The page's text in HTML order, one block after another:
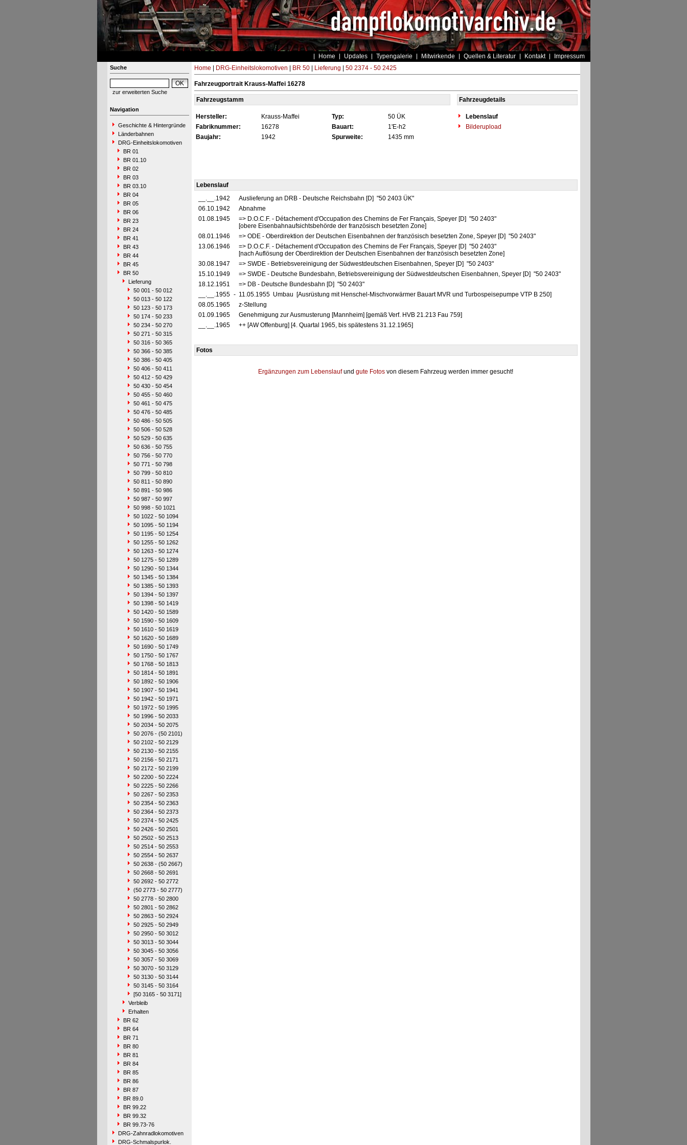
Home Updates Typengalerie Mitwirkende Quellen & Literatur Kontakt Impressum
Suche
zur erweiterten Suche
Navigation
Geschichte & Hintergründe
Länderbahnen
DRG-Einheitslokomotiven
BR 01
BR 01.10
BR 02
BR 03
BR 03.10
BR 04
BR 05
BR 06
BR 23
BR 24
BR 41
BR 43
BR 44
BR 45
BR 50
Lieferung
50 001 - 50 012
50 013 - 50 122
50 123 - 50 173
50 174 - 50 233
50 234 - 50 270
50 271 - 50 315
50 316 - 50 365
50 366 - 50 385
50 386 - 50 405
50 406 - 50 411
50 412 - 50 429
50 430 - 50 454
50 455 - 50 460
50 461 - 50 475
50 476 - 50 485
50 486 - 50 505
50 506 - 50 528
50 529 - 50 635
50 636 - 50 755
50 756 - 50 770
50 771 - 50 798
50 799 - 50 810
50 811 - 50 890
50 891 - 50 986
50 987 - 50 997
50 998 - 50 1021
50 1022 - 50 1094
50 1095 - 50 1194
50 1195 - 50 1254
50 1255 - 50 1262
50 1263 - 50 1274
50 1275 - 50 1289
50 1290 - 50 1344
50 1345 - 50 1384
50 1385 - 50 1393
50 1394 - 50 1397
50 1398 - 50 1419
50 1420 - 50 1589
50 1590 - 50 1609
50 1610 - 50 1619
50 1620 - 50 1689
50 1690 - 50 1749
50 1750 - 50 1767
50 1768 - 50 1813
50 1814 - 50 1891
50 1892 - 50 1906
50 1907 - 50 1941
50 1942 - 50 1971
50 1972 - 50 1995
50 1996 - 50 2033
50 2034 - 50 2075
50 2076 - (50 2101)
50 2102 - 50 2129
50 2130 - 50 2155
50 2156 - 50 2171
50 2172 - 50 2199
50 2200 - 50 2224
50 2225 - 50 2266
50 2267 - 50 2353
50 2354 - 50 2363
50 2364 - 50 2373
50 2374 - 50 2425
50 2426 - 50 2501
50 2502 - 50 2513
50 2514 - 50 2553
50 2554 - 50 2637
50 2638 - (50 2667)
50 2668 - 50 2691
50 2692 - 50 2772
(50 2773 - 50 2777)
50 2778 - 50 2800
50 2801 - 50 2862
50 2863 - 50 2924
50 2925 - 50 2949
50 2950 - 50 3012
50 3013 - 50 3044
50 3045 - 50 3056
50 3057 - 50 3069
50 3070 - 50 3129
50 3130 - 50 3144
50 3145 - 50 3164
[50 3165 - 50 3171]
Verbleib
Erhalten
BR 62
BR 64
BR 71
BR 80
BR 81
BR 84
BR 85
BR 86
BR 87
BR 89.0
BR 99.22
BR 99.32
BR 99.73-76
DRG-Zahnradlokomotiven
DRG-Schmalspurlok.
Home DRG-Einheitslokomotiven BR 50| Lieferung 50 2374 - 50 2425
Fahrzeugportrait Krauss-Maffei 16278
Fahrzeugstamm Fahrzeugdetails
Hersteller: Krauss-Maffei Typ: 50 ÜK
Lebenslauf
Fabriknummer:
16278 Bauart: 1'E-h2
Bilderupload
Baujahr:
1942 Spurweite: 1435 mm
Lebenslauf
__.__.1942
Auslieferung an DRB - Deutsche Reichsbahn [D] "50 2403 ÜK"
06.10.1942
Abnahme
01.08.1945
=> D.O.C.F. - Détachement d'Occupation des Chemins de Fer Français, Speyer [D] "50 2403"
[obere Eisenbahnaufsichtsbehörde der französisch besetzten Zone]
08.01.1946
=> ODE - Oberdirektion der Deutschen Eisenbahnen der französisch besetzten Zone, Speyer [D] "50 2403"
13.06.1946
=> D.O.C.F. - Détachement d'Occupation des Chemins de Fer Français, Speyer [D] "50 2403"
[nach Auflösung der Oberdirektion der Deutschen Eisenbahnen der französisch besetzten Zone]
30.08.1947
=> SWDE - Betriebsvereinigung der Südwestdeutschen Eisenbahnen, Speyer [D] "50 2403"
15.10.1949
=> SWDE - Deutsche Bundesbahn, Betriebsvereinigung der Südwestdeutschen Eisenbahnen, Speyer [D] "50 2403"
18.12.1951
=> DB - Deutsche Bundesbahn [D] "50 2403"
__.__.1955 - 11.05.1955 Umbau [Ausrüstung mit Henschel-Mischvorwärmer Bauart MVR und Turbospeisepumpe VTP B 250]
08.05.1965
z-Stellung
01.09.1965
Genehmigung zur Ausmusterung [Mannheim] [gemäß Verf. HVB 21.213 Fau 759]
__.__.1965
++ [AW Offenburg] [4. Quartal 1965, bis spätestens 31.12.1965]
Fotos
Ergänzungen zum Lebenslaufund gute Fotos von diesem Fahrzeug werden immer gesucht!